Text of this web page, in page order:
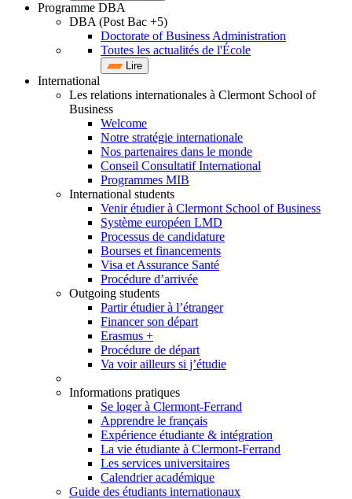
Programme DBA
DBA (Post Bac +5)
Doctorate of Business Administration
Toutes les actualités de l'École
Lire
International
Les relations internationales à Clermont School of
Business
Welcome
Notre stratégie internationale
Nos partenaires dans le monde
Conseil Consultatif International
Programmes MIB
International students
Venir étudier à Clermont School of Business
Système européen LMD
Processus de candidature
Bourses et financements
Visa et Assurance Santé
Procédure d’arrivée
Outgoing students
Partir étudier à l’étranger
Financer son départ
Erasmus +
Procédure de départ
Va voir ailleurs si j’étudie
Informations pratiques
Se loger à Clermont-Ferrand
Apprendre le français
Expérience étudiante & intégration
La vie étudiante à Clermont-Ferrand
Les services universitaires
Calendrier académique
Guide des étudiants internationaux